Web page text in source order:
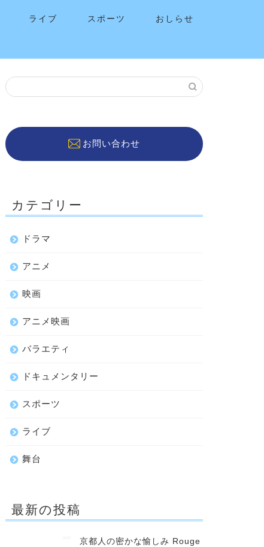
ライブ スポーツ おしらせ
お問い合わせ
カテゴリー
ドラマ
アニメ
映画
アニメ映画
バラエティ
ドキュメンタリー
スポーツ
ライブ
舞台
最新の投稿
京都人の密かな愉しみ Rouge